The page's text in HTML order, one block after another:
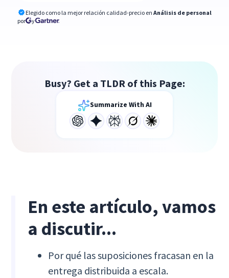
Elegido como la mejor relación calidad-precio en Análisis de personal
por
y
Busy? Get a TLDR of this Page:
Summarize With AI
En este artículo, vamos
a discutir...
Por qué las suposiciones fracasan en la
entrega distribuida a escala.